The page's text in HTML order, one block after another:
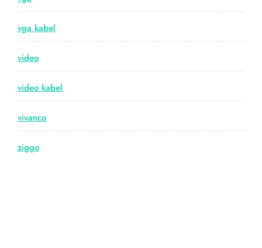
vga kabel
video
video kabel
vivanco
ziggo